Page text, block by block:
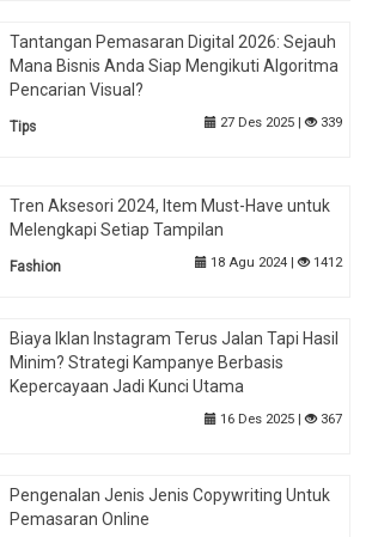
Tantangan Pemasaran Digital 2026: Sejauh
Mana Bisnis Anda Siap Mengikuti Algoritma
Pencarian Visual?
Tips 27 Des 2025 | 339
Tren Aksesori 2024, Item Must-Have untuk
Melengkapi Setiap Tampilan
Fashion 18 Agu 2024 | 1412
Biaya Iklan Instagram Terus Jalan Tapi Hasil
Minim? Strategi Kampanye Berbasis
Kepercayaan Jadi Kunci Utama
16 Des 2025 | 367
Pengenalan Jenis Jenis Copywriting Untuk
Pemasaran Online